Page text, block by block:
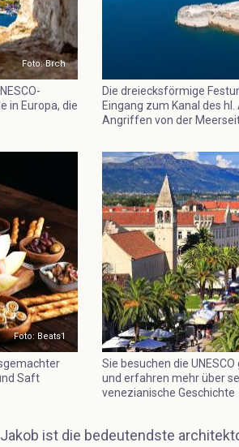
Foto: Brch
in Europa, die
Die dreiecksförmige
Eingang zum Kanal des
Angriffen von der
Foto: Beats1
Saft
Sie besuchen die
und erfahren mehr über
venezianische Geschichte
ist die bedeutendste